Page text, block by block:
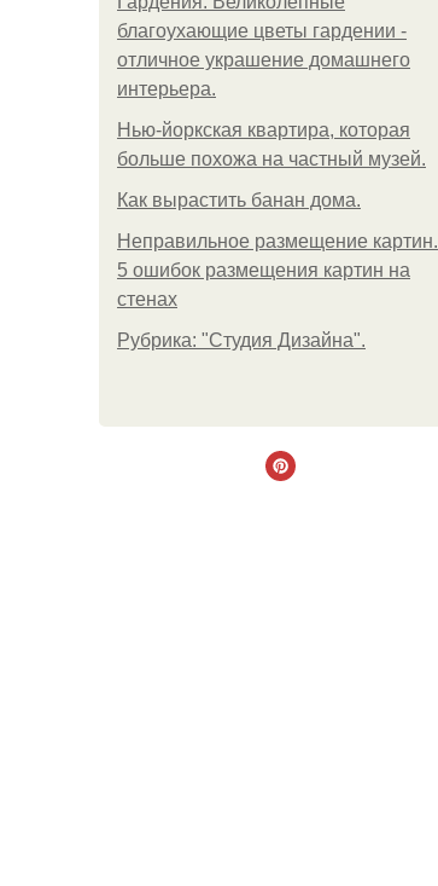
благоухающие цветы гардении -
отличное украшение домашнего
интерьера.
Нью-йоркская квартира, которая
больше похожа на частный музей.
Как вырастить банан дома.
Неправильное размещение картин.
5 ошибок размещения картин на
стенах
Рубрика: "Студия Дизайна".